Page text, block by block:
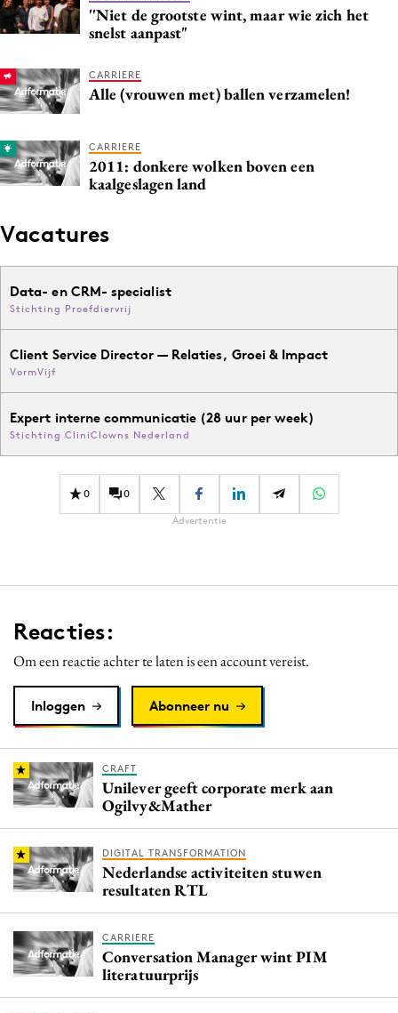
''Niet de grootste wint, maar wie zich het
snelst aanpast"
CARRIERE
Alle (vrouwen met) ballen verzamelen!
CARRIERE
2011: donkere wolken boven een
kaalgeslagen land
Vacatures
Data- en CRM- specialist
Stichting Proefdiervrij
Client Service Director — Relaties, Groei & Impact
VormVijf
Expert interne communicatie (28 uur per week)
Stichting CliniClowns Nederland
0 0
Advertentie
Reacties:
Om een reactie achter te laten is een account vereist.
Inloggen Abonneer nu
CRAFT
Unilever geeft corporate merk aan
Ogilvy&Mather
DIGITAL TRANSFORMATION
Nederlandse activiteiten stuwen
resultaten RTL
CARRIERE
Conversation Manager wint PIM
literatuurprijs